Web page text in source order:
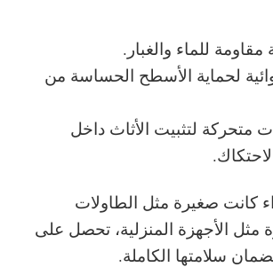
مقاومة للماء والغبار.
لحماية الأسطح الحساسة من
متحركة لتثبيت الأثاث داخل
كانت صغيرة مثل الطاولات
مثل الأجهزة المنزلية، تحصل على
سلامتها الكاملة.